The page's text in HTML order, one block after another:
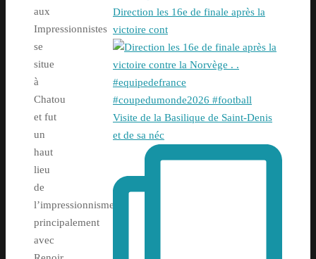
aux
Impressionnistes
se
situe
à
Chatou
et fut
un
haut
lieu
de
l’impressionnisme,
principalement
avec
Direction les 16e de finale après la
victoire cont
Visite de la Basilique de Saint-Denis
et de sa néc